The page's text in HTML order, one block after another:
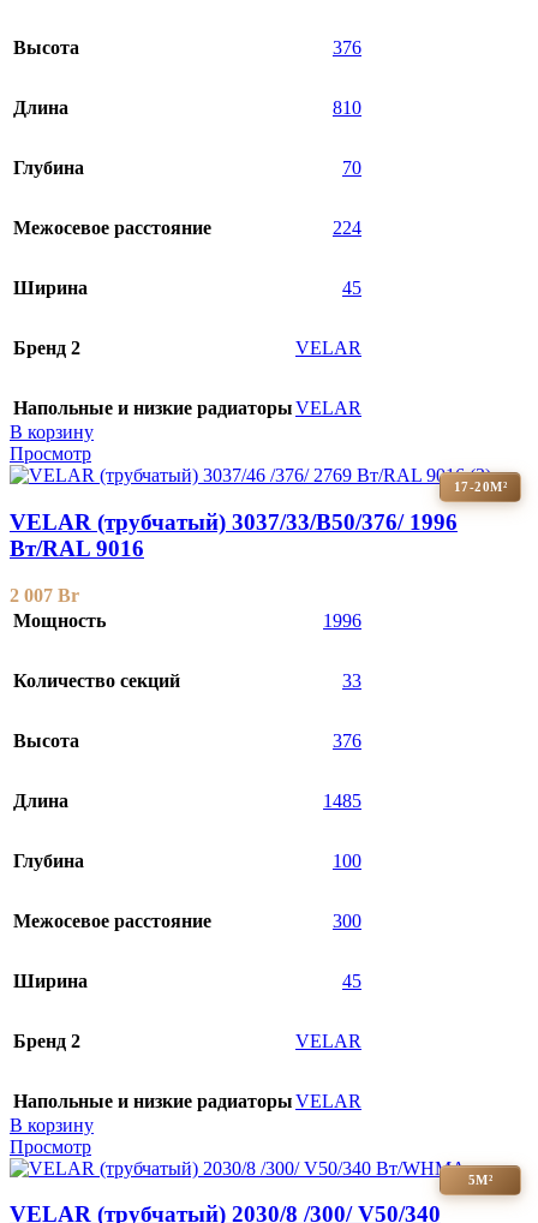
Высота 376
Длина 810
Глубина 70
Межосевое расстояние 224
Ширина 45
Бренд 2 VELAR
Напольные и низкие радиаторыVELAR
В корзину
Просмотр
17-20М²
VELAR (трубчатый) 3037/33/B50/376/ 1996
Bт/RAL 9016
2 007 Br
Мощность
1996
Количество секций 33
Высота 376
Длина 1485
Глубина 100
Межосевое расстояние 300
Ширина 45
Бренд 2 VELAR
Напольные и низкие радиаторыVELAR
В корзину
Просмотр
5М²
VELAR (трубчатый) 2030/8 /300/ V50/340